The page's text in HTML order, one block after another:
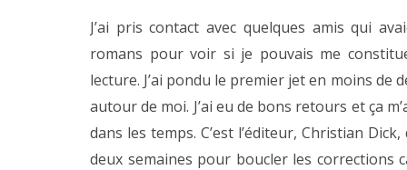
J’ai pris contact avec quelques amis qui
romans pour voir si je pouvais me
lecture. J’ai pondu le premier jet en moins de
autour de moi. J’ai eu de bons retours et ça
dans les temps. C’est l’éditeur, Christian
deux semaines pour boucler les corrections